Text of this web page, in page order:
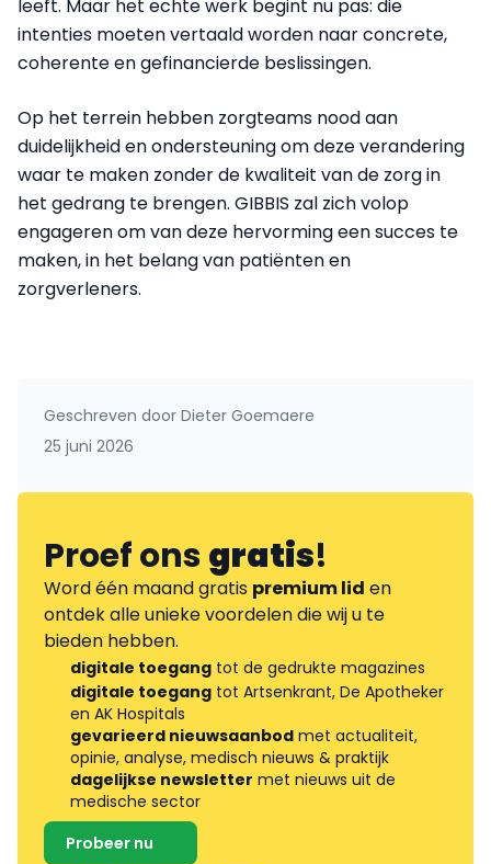
leeft. Maar het echte werk begint nu pas: die
intenties moeten vertaald worden naar concrete,
coherente en gefinancierde beslissingen.
Op het terrein hebben zorgteams nood aan
duidelijkheid en ondersteuning om deze verandering
waar te maken zonder de kwaliteit van de zorg in
het gedrang te brengen. GIBBIS zal zich volop
engageren om van deze hervorming een succes te
maken, in het belang van patiënten en
zorgverleners.
Geschreven door Dieter Goemaere
25 juni 2026
Proef onsgratis!
Word één maand gratis premium lid en
ontdek alle unieke voordelen die wij u te
bieden hebben.
digitale toegang tot de gedrukte magazines
digitale toegang tot Artsenkrant, De Apotheker
en AK Hospitals
gevarieerd nieuwsaanbod met actualiteit,
opinie, analyse, medisch nieuws & praktijk
dagelijkse newsletter met nieuws uit de
medische sector
Probeer nu